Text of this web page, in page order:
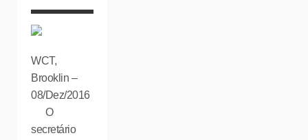
WCT,
Brooklin –
08/Dez/2016
O
secretário